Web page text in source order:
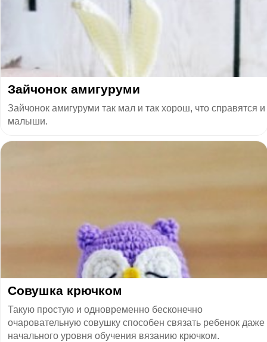
Зайчонок амигуруми
Зайчонок амигуруми так мал и так хорош, что справятся и
малыши.
Совушка крючком
Такую простую и одновременно бесконечно
очаровательную совушку способен связать ребенок даже
начального уровня обучения вязанию крючком.